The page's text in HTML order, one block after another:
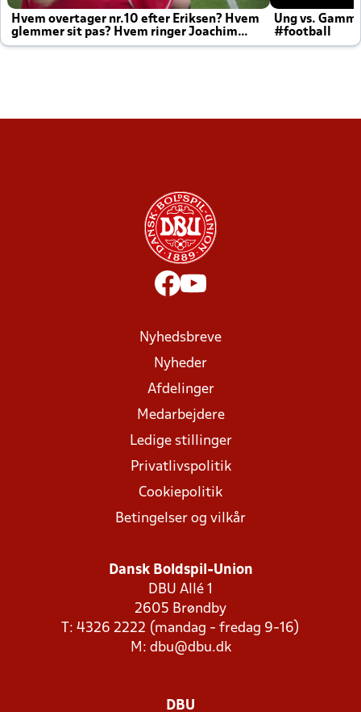
Hvem overtager nr.10 efter Eriksen? Hvem
glemmer sit pas? Hvem ringer Joachim
altid til efter kampe?
Ung vs.
#football
Nyhedsbreve
Nyheder
Afdelinger
Medarbejdere
Ledige stillinger
Privatlivspolitik
Cookiepolitik
Betingelser og vilkår
Dansk Boldspil-Union
DBU Allé 1
2605 Brøndby
T: 4326 2222 (mandag - fredag 9-16)
M: dbu@dbu.dk
DBU